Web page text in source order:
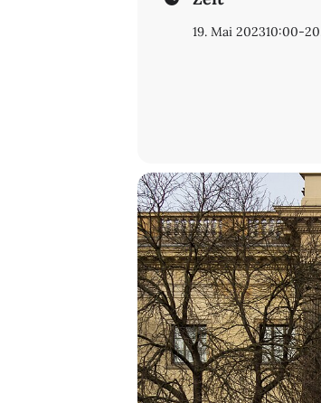
11:15: Roman
12:15: Kaffeepause
15:00: Philippe
17:00: Kaffepause
17:30: Eva Heubach:
18:30: Eva Geulen:
Samstag, 20.05.2023
10:00: Cornelia
11:00: Ethel Matala
12:00: Kaffepause
12:15: Eva-Maria
19. Mai 202310:00-